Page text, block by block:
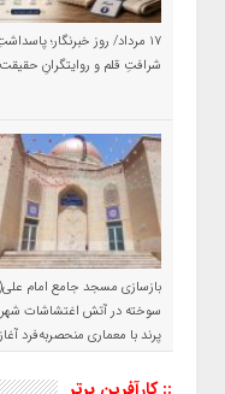
۱۷ مرداد/ روز خبرنگار؛
شرافتِ قلم و روایتگرانِ حقیقت
بازسازی مسجد جامع امام
سوخته در آتش اغتشاشات شهر
پرند با معماری منحصربه‌فرد آغاز